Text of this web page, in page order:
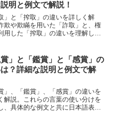
明と例文で解説！
」と「搾取」の違いを詳しく解
欺や欺瞞を用いた「詐取」と、権
用した「搾取」の違いを理解し、
び、表現力を向上させましょう。
賞」と「鑑賞」と「感賞」の
？詳細な説明と例文で解
」、「鑑賞」、「感賞」の違いを
解説。これらの言葉の使い分けを
、具体的な例文と共に日本語表現